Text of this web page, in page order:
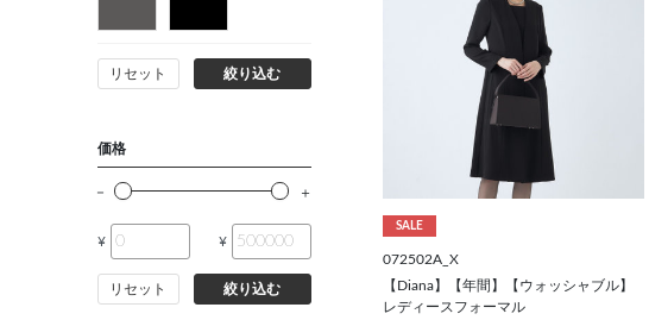
13号
17号
19号
リセット 絞り込む
価格
¥ ¥
リセット 絞り込む
SALE
072502A_X
【Diana】【年間】【ウォッシャブル】
レディースフォーマル